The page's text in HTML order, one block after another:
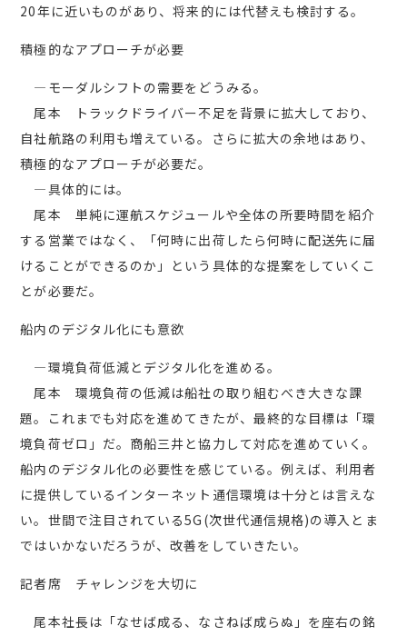
20年に近いものがあり、将来的には代替えも検討する。
積極的なアプローチが必要
―モーダルシフトの需要をどうみる。
尾本 トラックドライバー不足を背景に拡大しており、
自社航路の利用も増えている。さらに拡大の余地はあり、
積極的なアプローチが必要だ。
―具体的には。
尾本 単純に運航スケジュールや全体の所要時間を紹介
する営業ではなく、「何時に出荷したら何時に配送先に届
けることができるのか」という具体的な提案をしていくこ
とが必要だ。
船内のデジタル化にも意欲
―環境負荷低減とデジタル化を進める。
尾本 環境負荷の低減は船社の取り組むべき大きな課
題。これまでも対応を進めてきたが、最終的な目標は「環
境負荷ゼロ」だ。商船三井と協力して対応を進めていく。
船内のデジタル化の必要性を感じている。例えば、利用者
に提供しているインターネット通信環境は十分とは言えな
い。世間で注目されている5G(次世代通信規格)の導入とま
ではいかないだろうが、改善をしていきたい。
記者席 チャレンジを大切に
尾本社長は「なせば成る、なさねば成らぬ」を座右の銘